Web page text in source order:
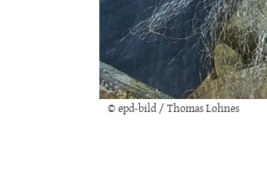
© epd-bild / Thomas Lohnes